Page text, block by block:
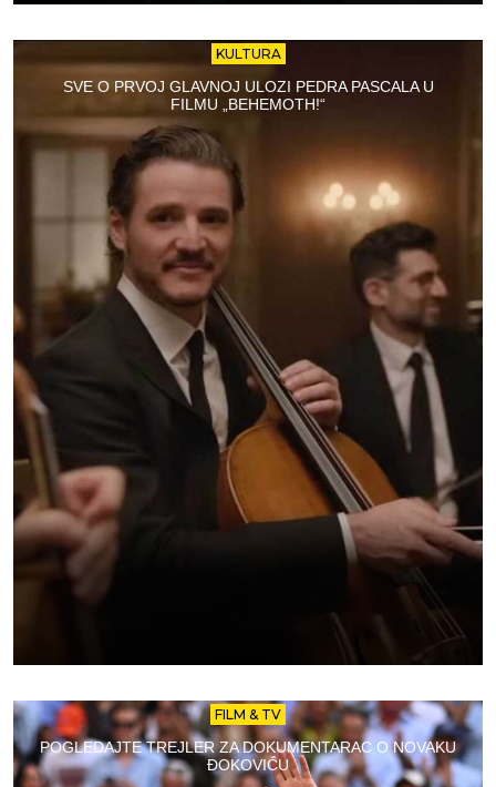
KULTURA
SVE O PRVOJ GLAVNOJ ULOZI PEDRA PASCALA U
FILMU „BEHEMOTH!“
FILM & TV
POGLEDAJTE TREJLER ZA DOKUMENTARAC O NOVAKU
ĐOKOVIĆU